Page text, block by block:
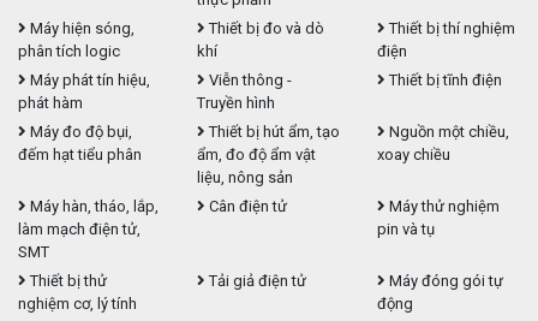
Máy hiện sóng,
phân tích logic
Thiết bị đo và dò
khí
Thiết bị thí nghiệm
điện
Máy phát tín hiệu,
phát hàm
Viễn thông -
Truyền hình
Thiết bị tĩnh điện
Máy đo độ bụi,
đếm hạt tiểu phân
Thiết bị hút ẩm, tạo
ẩm, đo độ ẩm vật
liệu, nông sản
Nguồn một chiều,
xoay chiều
Máy hàn, tháo, lắp,
làm mạch điện tử,
SMT
Cân điện tử
Máy thử nghiệm
pin và tụ
Thiết bị thử
nghiệm cơ, lý tính
Tải giả điện tử
Máy đóng gói tự
động